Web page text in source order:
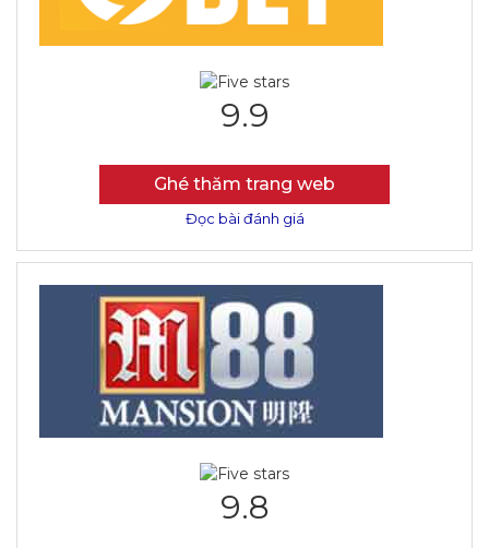
9.9
Ghé thăm trang web
Đọc bài đánh giá
9.8